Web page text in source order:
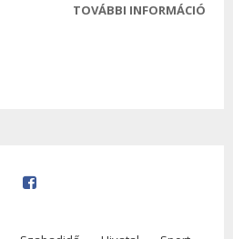
TOVÁBBI INFORMÁCIÓ